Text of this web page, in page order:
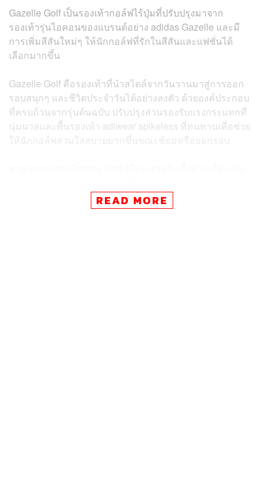
Gazelle Golf เป็นรองเท้ากอล์ฟไร้ปุ่มที่ปรับปรุงมาจาก
รองเท้ารุ่นไอคอนของแบรนด์อย่าง adidas Gazelle และมี
การเพิ่มสีสันใหม่ๆ ให้นักกอล์ฟที่รักในสีสันและแฟชั่นได้
เลือกมากขึ้น
Gazelle Golf คือรองเท้าที่นำสไตล์จากวันวานมาสู่การออก
รอบสนุกๆ และชีวิตประจำวันได้อย่างลงตัว ด้วยองค์ประกอบ
ที่ครบถ้วนจากรุ่นต้นฉบับ ปรับปรุงส่วนรองรับแรงกระแทกที่
นุ่มนวลและพื้นรองเท้า adiwear spikeless ที่ทนทานเพื่อช่วย
ให้นักกอล์ฟสวมใส่สบายมากขึ้นขณะซ้อมหรือออกรอบ
READ MORE